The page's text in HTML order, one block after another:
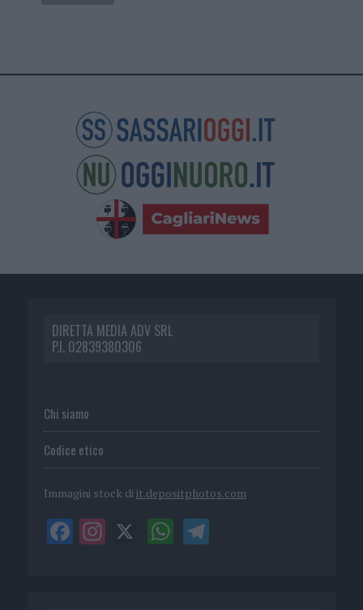
DIRETTA MEDIA ADV SRL
P.I. 02839380306
Chi siamo
Codice etico
Immagini stock di it.depositphotos.com